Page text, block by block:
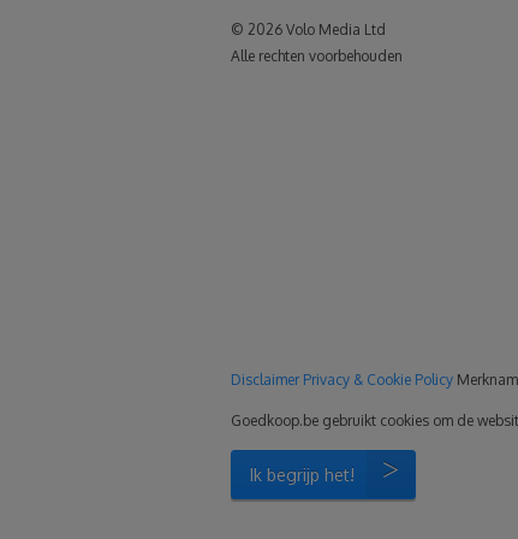
© 2026 Volo Media Ltd
Alle rechten voorbehouden
Disclaimer Privacy & Cookie Policy
Goedkoop.be gebruikt cookies om de
Ik begrijp het!